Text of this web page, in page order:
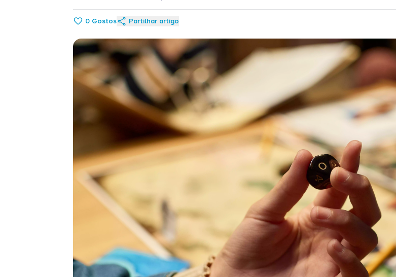
0 Gostos Partilhar artigo